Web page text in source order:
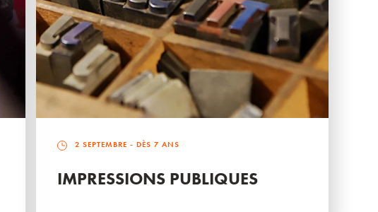
2 SEPTEMBRE - DÈS 7 ANS
IMPRESSIONS PUBLIQUES